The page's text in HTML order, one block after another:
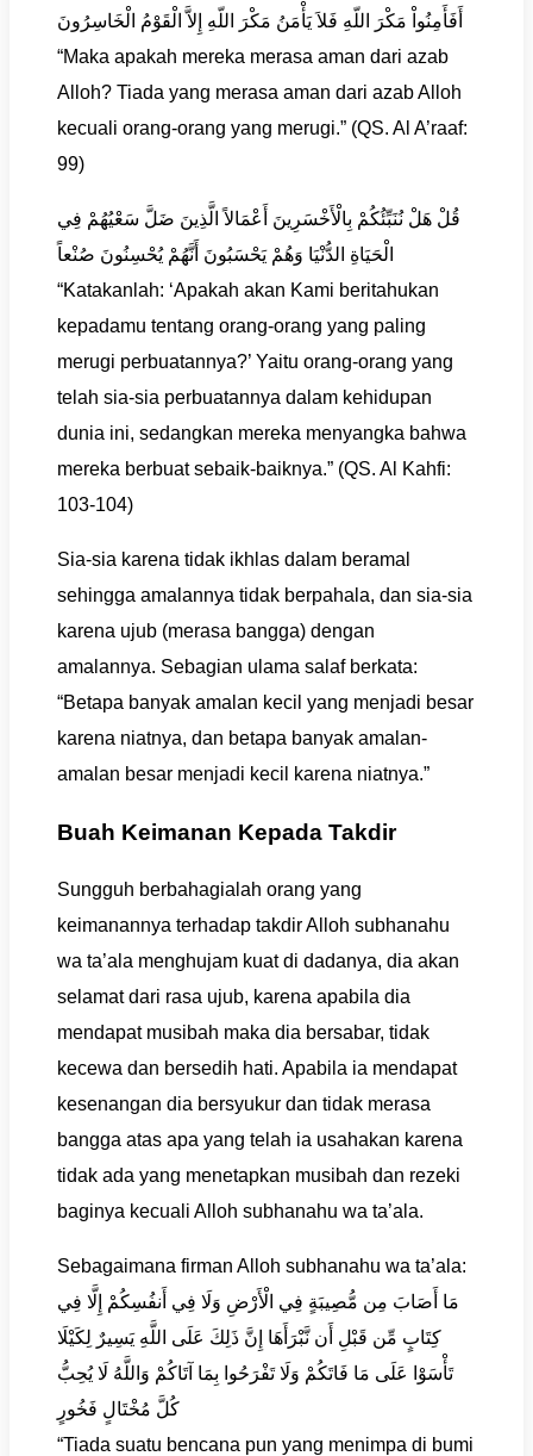
أَفَأَمِنُواْ مَكْرَ اللّهِ فَلاَ يَأْمَنُ مَكْرَ اللّهِ إِلاَّ الْقَوْمُ الْخَاسِرُونَ
“Maka apakah mereka merasa aman dari azab
Alloh? Tiada yang merasa aman dari azab Alloh
kecuali orang-orang yang merugi.” (QS. Al A’raaf:
99)
قُلْ هَلْ نُنَبِّئُكُمْ بِالْأَخْسَرِينَ أَعْمَالاً الَّذِينَ ضَلَّ سَعْيُهُمْ فِي
الْحَيَاةِ الدُّنْيَا وَهُمْ يَحْسَبُونَ أَنَّهُمْ يُحْسِنُونَ صُنْعاً
“Katakanlah: ‘Apakah akan Kami beritahukan
kepadamu tentang orang-orang yang paling
merugi perbuatannya?’ Yaitu orang-orang yang
telah sia-sia perbuatannya dalam kehidupan
dunia ini, sedangkan mereka menyangka bahwa
mereka berbuat sebaik-baiknya.” (QS. Al Kahfi:
103-104)
Sia-sia karena tidak ikhlas dalam beramal
sehingga amalannya tidak berpahala, dan sia-sia
karena ujub (merasa bangga) dengan
amalannya. Sebagian ulama salaf berkata:
“Betapa banyak amalan kecil yang menjadi besar
karena niatnya, dan betapa banyak amalan-
amalan besar menjadi kecil karena niatnya.”
Buah Keimanan Kepada Takdir
Sungguh berbahagialah orang yang
keimanannya terhadap takdir Alloh subhanahu
wa ta’ala menghujam kuat di dadanya, dia akan
selamat dari rasa ujub, karena apabila dia
mendapat musibah maka dia bersabar, tidak
kecewa dan bersedih hati. Apabila ia mendapat
kesenangan dia bersyukur dan tidak merasa
bangga atas apa yang telah ia usahakan karena
tidak ada yang menetapkan musibah dan rezeki
baginya kecuali Alloh subhanahu wa ta’ala.
Sebagaimana firman Alloh subhanahu wa ta’ala:
مَا أَصَابَ مِن مُّصِيبَةٍ فِي الْأَرْضِ وَلَا فِي أَنفُسِكُمْ إِلَّا فِي
كِتَابٍ مِّن قَبْلِ أَن نَّبْرَأَهَا إِنَّ ذَلِكَ عَلَى اللَّهِ يَسِيرٌ لِكَيْلَا
تَأْسَوْا عَلَى مَا فَاتَكُمْ وَلَا تَفْرَحُوا بِمَا آتَاكُمْ وَاللَّهُ لَا يُحِبُّ
كُلَّ مُخْتَالٍ فَخُورٍ
“Tiada suatu bencana pun yang menimpa di bumi